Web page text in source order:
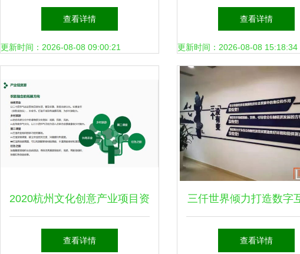
数字集团让临沂手造“活”起来
查看详情
更新时间：2026-08-08 09:00:21
金蝶全球创见者大会洞
新四像 × 雪球
查看详情
更新时间：2026-08-08 15:18:34
2020杭州文化创意产业项目资
源对洽会 数字文化创意内容
查看详情
三仟世界倾力打造数字
验中心，助力南岸区检
查看详情